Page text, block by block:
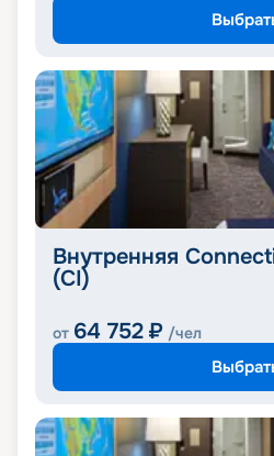
Внутренняя
(CI)
от 64 752 ₽ /чел